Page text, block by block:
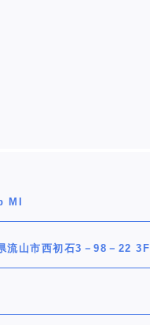
MI
山市西初石3－98－22 3F